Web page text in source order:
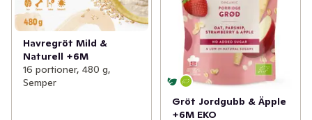
Havregröt Mild &
Naturell +6M
16 portioner, 480 g,
Semper
Gröt Jordgubb & Äpple
+6M EKO